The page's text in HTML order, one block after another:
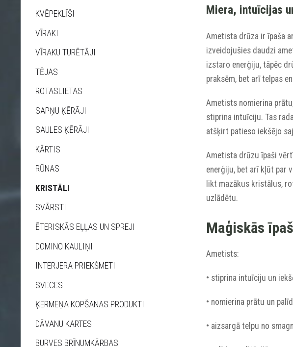
KVĒPEKLĪŠI
VĪRAKI
VĪRAKU TURĒTĀJI
TĒJAS
ROTASLIETAS
SAPŅU ĶĒRĀJI
SAULES ĶĒRĀJI
KĀRTIS
RŪNAS
KRISTĀLI
SVĀRSTI
ĒTERISKĀS EĻĻAS UN SPREJI
DOMINO KAULIŅI
INTERJERA PRIEKŠMETI
SVECES
ĶERMEŅA KOPŠANAS PRODUKTI
DĀVANU KARTES
BURVES BRĪNUMKĀRBAS
Miera, intuīcijas
Ametista drūza ir īpaša
izveidojušies daudzi
izstaro enerģiju, tāpēc
praksēm, bet arī telpas
Ametists nomierina
stiprina intuīciju. Tas
atšķirt patieso iekšējo
Ametista drūzu īpaši
enerģiju, bet arī kļūt par
likt mazākus kristālus,
uzlādētu.
Maģiskās
Ametists:
• stiprina intuīciju un
• nomierina prātu un
• aizsargā telpu no